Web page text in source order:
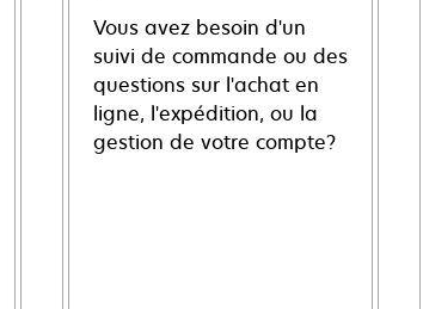
Vous avez besoin d'un
suivi de commande ou des
questions sur l'achat en
ligne, l'expédition, ou la
gestion de votre compte?